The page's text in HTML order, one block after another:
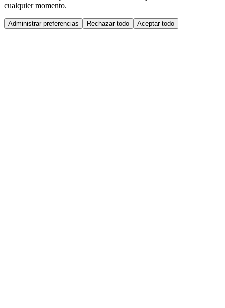
cualquier momento.
Administrar preferencias Rechazar todo Aceptar todo